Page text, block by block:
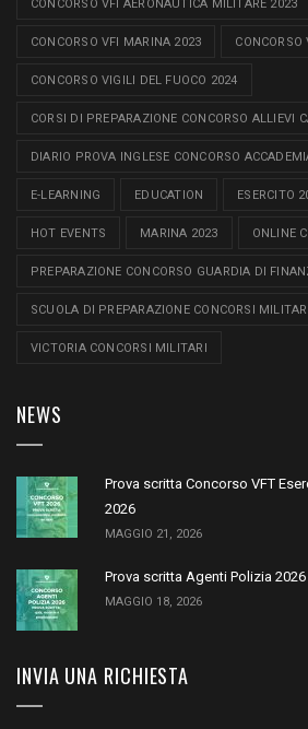
CONCORSO VFI AERONAUTICA MILITARE 2023
CONCORSO VFI MARINA 2023
CONCORSO VIGILI DEL FUOCO 2024
CORSI DI PREPARAZIONE CONCORSO ALLIEVI
DIARIO PROVA INGLESE CONCORSO
E-LEARNING EDUCATION ESERCITO
HOT EVENTS MARINA 2023 ONLINE
PREPARAZIONE CONCORSO GUARDIA DI
SCUOLA DI PREPARAZIONE CONCORSI
VICTORIA CONCORSI MILITARI
NEWS
Prova scritta Concorso VFT
2026
MAGGIO 21, 2026
Prova scritta Agenti Polizia 2026
MAGGIO 18, 2026
INVIA UNA RICHIESTA